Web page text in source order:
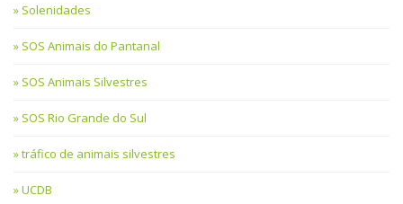
Solenidades
SOS Animais do Pantanal
SOS Animais Silvestres
SOS Rio Grande do Sul
tráfico de animais silvestres
UCDB